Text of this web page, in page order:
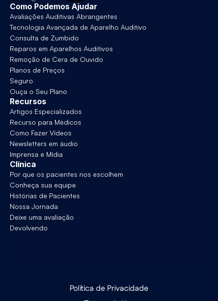
Como Podemos Ajudar
Avaliações Auditivas Abrangentes
Tecnologia Avançada de Aparelho Auditivo
Consulta de Zumbido
Reparos em Aparelhos Auditivos
Remoção de Cera de Ouvido
Planos de Preços
Seguro
Ouça o Seu Plano
Recursos
Artigos Especializados
Recurso para Médicos
Como Fazer Vídeos
Newsletters em áudio
Imprensa e Mídia
Clínica
Por que os pacientes nos escolhem
Conheça sua equipe
Histórias de Pacientes
Nossa Jornada
Deixe uma avaliação
Devolvendo
Política de Privacidade